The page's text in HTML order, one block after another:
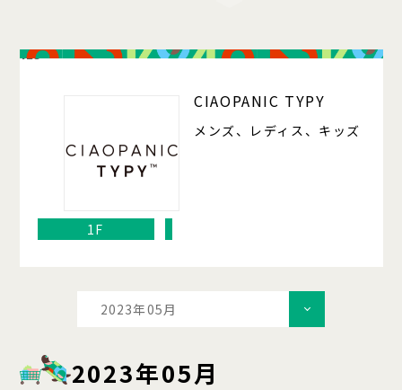
125
CIAOPANIC TYPY
メンズ、レディス、キッズ
1F
2023年05月
2023年05月